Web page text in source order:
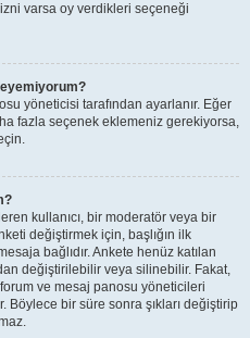
izni varsa oy verdikleri seçeneği
yöneticisi tarafından ayarlanır. Eğer
fazla seçenek eklemeniz gerekiyorsa,
kullanıcı, bir moderatör veya bir
değiştirmek için, başlığın ilk
bağlıdır. Ankete henüz katılan
değiştirilebilir veya silinebilir. Fakat,
ve mesaj panosu yöneticileri
bir süre sonra şıkları değiştirip